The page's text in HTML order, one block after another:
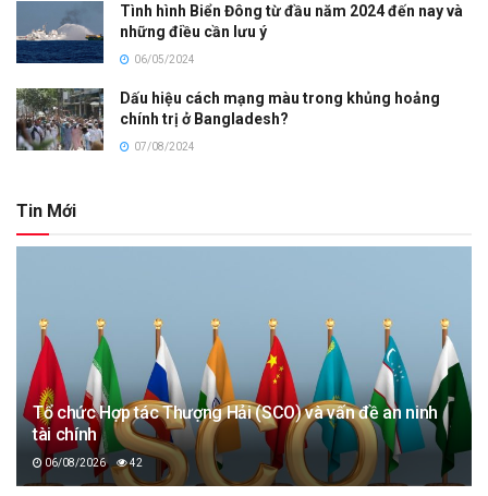
Tình hình Biển Đông từ đầu năm 2024 đến nay và
những điều cần lưu ý
06/05/2024
Dấu hiệu cách mạng màu trong khủng hoảng
chính trị ở Bangladesh?
07/08/2024
Tin Mới
Tổ chức Hợp tác Thượng Hải (SCO) và vấn đề an ninh
tài chính
06/08/2026 42